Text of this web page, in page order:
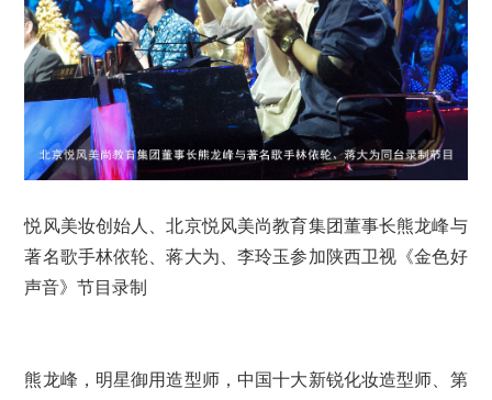
悦风美妆创始人、北京悦风美尚教育集团董事长熊龙峰与
著名歌手林依轮、蒋大为、李玲玉参加陕西卫视《金色好
声音》节目录制
熊龙峰，明星御用造型师，中国十大新锐化妆造型师、第